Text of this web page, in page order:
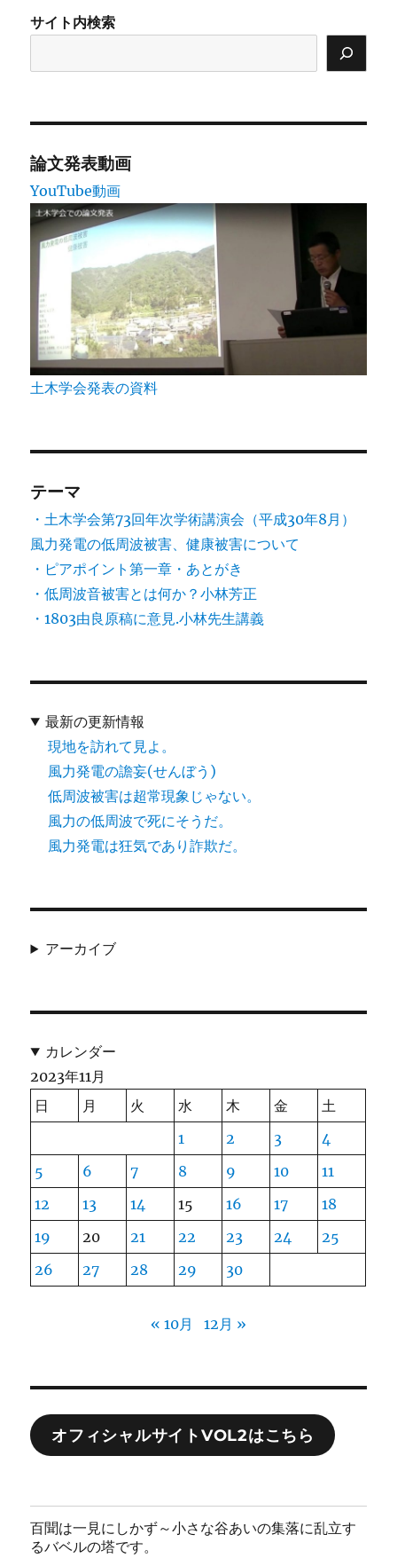
サイト内検索
論文発表動画
YouTube動画
土木学会発表の資料
テーマ
・土木学会第73回年次学術講演会（平成30年8月）
風力発電の低周波被害、健康被害について
・ピアポイント第一章・あとがき
・低周波音被害とは何か？小林芳正
・1803由良原稿に意見.小林先生講義
最新の更新情報
現地を訪れて見よ。
風力発電の譫妄(せんぼう)
低周波被害は超常現象じゃない。
風力の低周波で死にそうだ。
風力発電は狂気であり詐欺だ。
アーカイブ
カレンダー
2023年11月
日
月 火 水 木 金
土
1
2 3
4
5
6 7 8 9 10
11
12
13 14 15 16 17
18
19
20 21 22 23 24
25
26
27 28 29 30
« 10月 12月 »
オフィシャルサイトVOL2はこちら
百聞は一見にしかず～小さな谷あいの集落に乱立す
るバベルの塔です。